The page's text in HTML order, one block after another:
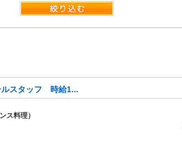
ルスタッフ 時給1...
ス料理）